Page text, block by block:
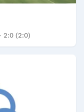
2:0 (2:0)